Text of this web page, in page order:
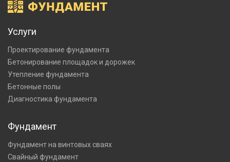
Услуги
Проектирование фундамента
Бетонирование площадок и дорожек
Утепление фундамента
Бетонные полы
Диагностика фундамента
Фундамент
Фундамент на винтовых сваях
Свайный фундамент